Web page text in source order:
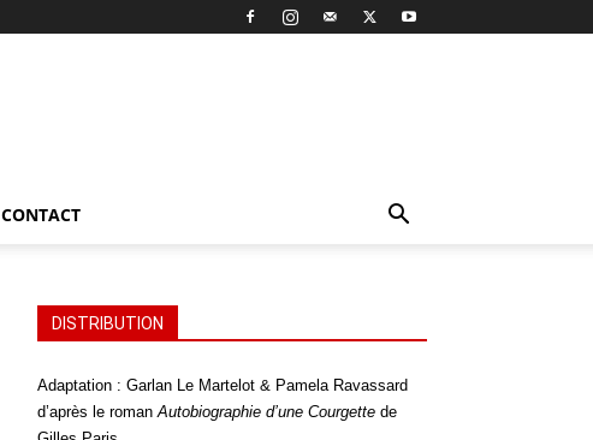
CONTACT
DISTRIBUTION
Adaptation : Garlan Le Martelot & Pamela Ravassard
d’après le romanAutobiographie d’une Courgette de